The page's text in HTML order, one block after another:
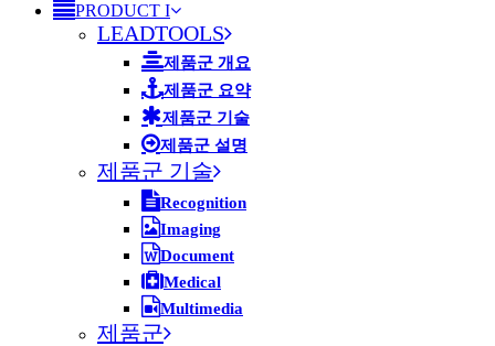
PRODUCT I
LEADTOOLS
제품군 개요
제품군 요약
제품군 기술
제품군 설명
제품군 기술
Recognition
Imaging
Document
Medical
Multimedia
제품군